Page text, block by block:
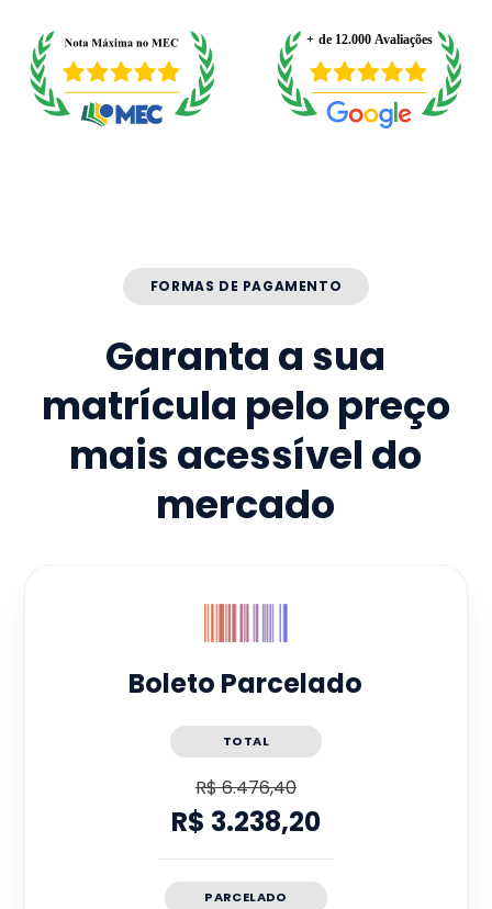
FORMAS DE PAGAMENTO
Garanta a sua
matrícula pelo preço
mais acessível do
mercado
Boleto Parcelado
TOTAL
R$ 6.476,40
R$ 3.238,20
PARCELADO